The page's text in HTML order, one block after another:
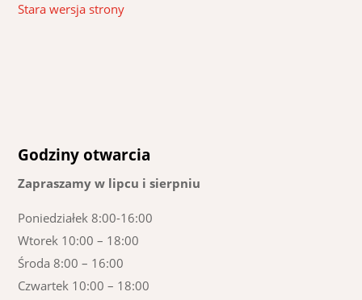
Stara wersja strony
Godziny otwarcia
Zapraszamy w lipcu i sierpniu
Poniedziałek 8:00-16:00
Wtorek 10:00 – 18:00
Środa 8:00 – 16:00
Czwartek 10:00 – 18:00